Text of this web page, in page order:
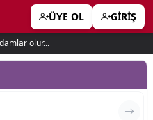
ÜYE OL GİRİŞ
ölür...